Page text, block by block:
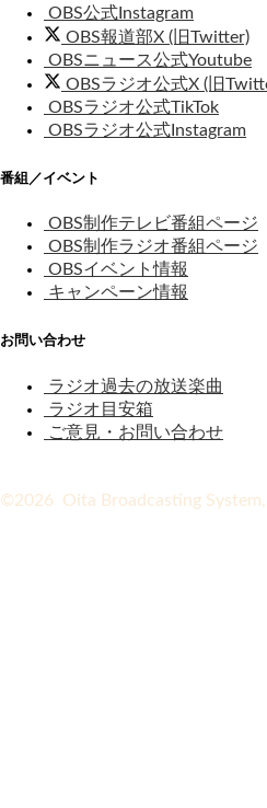
OBS公式Instagram
OBS報道部X (旧Twitter)
OBSニュース公式Youtube
OBSラジオ公式X (旧
OBSラジオ公式TikTok
OBSラジオ公式Instagram
番組／イベント
OBS制作テレビ番組ページ
OBS制作ラジオ番組ページ
OBSイベント情報
キャンペーン情報
お問い合わせ
ラジオ過去の放送楽曲
ラジオ目安箱
ご意見・お問い合わせ
©2026 Oita Broadcasting System,